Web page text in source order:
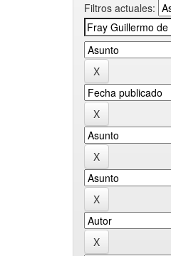
Filtros actuales: